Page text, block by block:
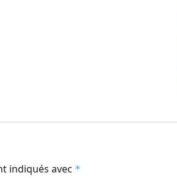
indiqués avec *